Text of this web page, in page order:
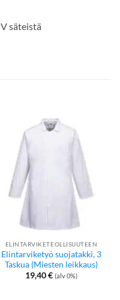
säteistä
ELINTARVIKETEOLLISUUTEEN
Elintarviketyö suojatakki, 3
Taskua (Miesten leikkaus)
19,40€ (alv 0%)